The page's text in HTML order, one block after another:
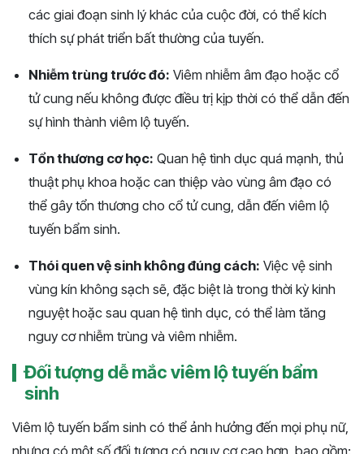
các giai đoạn sinh lý khác của cuộc đời, có thể kích
thích sự phát triển bất thường của tuyến.
Nhiễm trùng trước đó: Viêm nhiễm âm đạo hoặc cổ
tử cung nếu không được điều trị kịp thời có thể dẫn đến
sự hình thành viêm lộ tuyến.
Tổn thương cơ học: Quan hệ tình dục quá mạnh, thủ
thuật phụ khoa hoặc can thiệp vào vùng âm đạo có
thể gây tổn thương cho cổ tử cung, dẫn đến viêm lộ
tuyến bẩm sinh.
Thói quen vệ sinh không đúng cách: Việc vệ sinh
vùng kín không sạch sẽ, đặc biệt là trong thời kỳ kinh
nguyệt hoặc sau quan hệ tình dục, có thể làm tăng
nguy cơ nhiễm trùng và viêm nhiễm.
Đối tượng dễ mắc viêm lộ tuyến bẩm
sinh
Viêm lộ tuyến bẩm sinh có thể ảnh hưởng đến mọi phụ nữ,
nhưng có một số đối tượng có nguy cơ cao hơn, bao gồm: